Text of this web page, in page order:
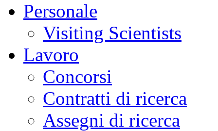
Personale
Visiting Scientists
Lavoro
Concorsi
Contratti di ricerca
Assegni di ricerca